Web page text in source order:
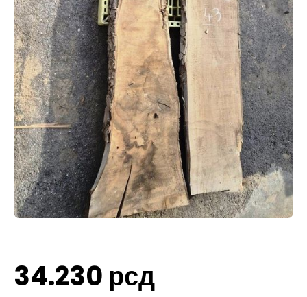
34.230 рсд